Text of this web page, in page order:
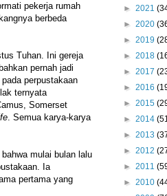
pekerja rumah
berbeda
Tuhan. Ini gereja
pernah jadi
perpustakaan
ternyata
Somerset
. Semua karya-karya
mulai bulan lalu
Ia
pertama yang
► 2021
► 2020
► 2019
► 2018
► 2017
► 2016
► 2015
► 2014
► 2013
► 2012
► 2011
► 2010